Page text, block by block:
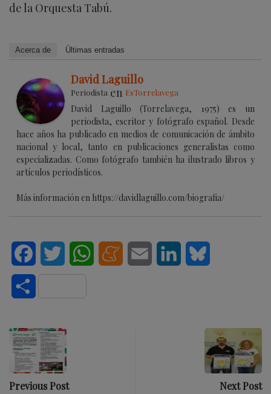
de la Orquesta Tabú.
Acerca de Últimas entradas
David Laguillo
Periodista en EsTorrelavega
David Laguillo (Torrelavega, 1975) es un
periodista, escritor y fotógrafo español. Desde
hace años ha publicado en medios de comunicación de ámbito
nacional y local, tanto en publicaciones generalistas como
especializadas. Como fotógrafo también ha ilustrado libros y
artículos periodísticos.
Más información en https://davidlaguillo.com/biografia/
FacebookTwitter WhatsAppMeneameEmail LinkedIn
Compartir
Previous Post Next Post